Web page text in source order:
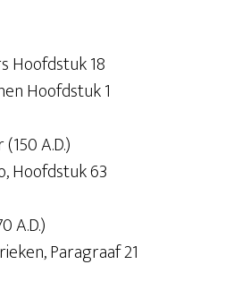
Hoofdstuk 18
Hoofdstuk 1
A.D.)
Hoofdstuk 63
A.D.)
Paragraaf 21